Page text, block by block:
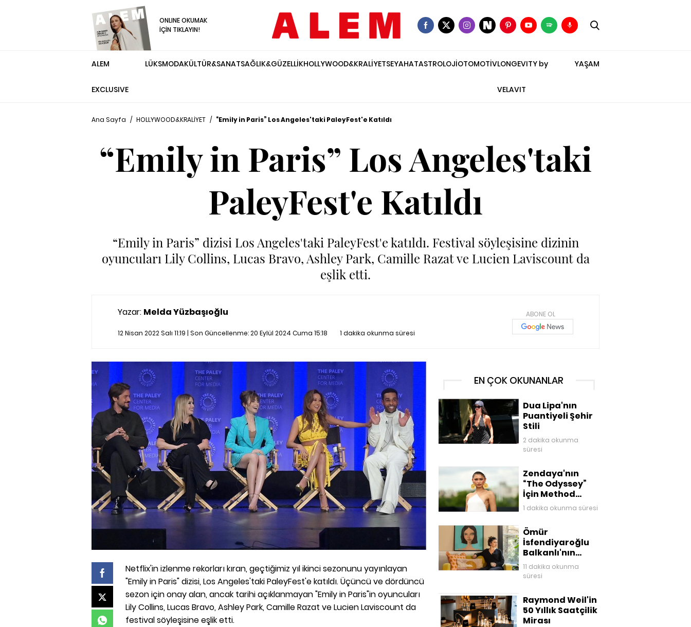
ONLINE OKUMAK
İÇİN TIKLAYIN!
ALEM
EXCLUSIVE
LÜKSMODAKÜLTÜR&SANATSAĞLIK&GÜZELLİKHOLLYWOOD&KRALİYETSEYAHATASTROLOJİOTOMOTİVLONGEVITY by
VELAVIT
YAŞAM
Ana Sayfa / HOLLYWOOD&KRALİYET / “Emily in Paris” Los Angeles'taki PaleyFest'e Katıldı
“Emily in Paris” Los Angeles'taki
PaleyFest'e Katıldı
“Emily in Paris” dizisi Los Angeles'taki PaleyFest'e katıldı. Festival söyleşisine dizinin
oyuncuları Lily Collins, Lucas Bravo, Ashley Park, Camille Razat ve Lucien Laviscount da
eşlik etti.
Yazar: Melda Yüzbaşıoğlu
12 Nisan 2022 Salı 11:19 | Son Güncellenme:20 Eylül 2024 Cuma 15:18 1 dakika okunma süresi
ABONE OL
Netflix'in izlenme rekorları kıran, geçtiğimiz yıl ikinci sezonunu yayınlayan
"Emily in Paris" dizisi, Los Angeles'taki PaleyFest'e katıldı. Üçüncü ve dördüncü
sezon için onay alan, ancak tarihi açıklanmayan "Emily in Paris"in oyuncuları
Lily Collins, Lucas Bravo, Ashley Park, Camille Razat ve Lucien Laviscount da
festival söyleşisine eşlik etti.
EN ÇOK OKUNANLAR
Dua Lipa'nın
Puantiyeli Şehir
Stili
2 dakika okunma
süresi
Zendaya'nın
“The Odyssey”
İçin Method
Dressing ile
Mitolojik
Gardırop
1 dakika okunma süresi
Ömür
İsfendiyaroğlu
Balkanlı'nın
Kaleminden Eve
Dönüş
11 dakika okunma
süresi
Raymond Weil'in
50 Yıllık Saatçilik
Mirası